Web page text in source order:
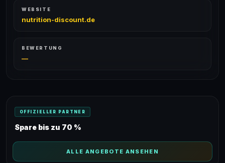
WEBSITE
nutrition-discount.de
BEWERTUNG
—
OFFIZIELLER PARTNER
Spare bis zu 70 %
ALLE ANGEBOTE ANSEHEN